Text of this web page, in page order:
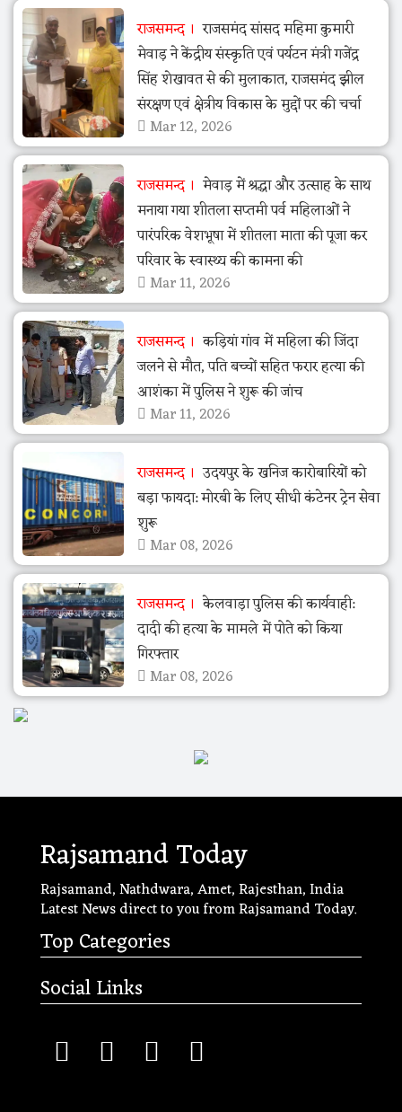
राजसमन्द
राजसमंद सांसद महिमा कुमारी
मेवाड़ ने केंद्रीय संस्कृति एवं पर्यटन मंत्री गजेंद्र
सिंह शेखावत से की मुलाकात, राजसमंद झील
संरक्षण एवं क्षेत्रीय विकास के मुद्दों पर की चर्चा
Mar 12, 2026
राजसमन्द
मेवाड़ में श्रद्धा और उत्साह के साथ
मनाया गया शीतला सप्तमी पर्व महिलाओं ने
पारंपरिक वेशभूषा में शीतला माता की पूजा कर
परिवार के स्वास्थ्य की कामना की
Mar 11, 2026
राजसमन्द
कड़ियां गांव में महिला की जिंदा
जलने से मौत, पति बच्चों सहित फरार हत्या की
आशंका में पुलिस ने शुरू की जांच
Mar 11, 2026
राजसमन्द
उदयपुर के खनिज कारोबारियों को
बड़ा फायदा: मोरबी के लिए सीधी कंटेनर ट्रेन सेवा
शुरू
Mar 08, 2026
राजसमन्द
केलवाड़ा पुलिस की कार्यवाही:
दादी की हत्या के मामले में पोते को किया
गिरफ्तार
Mar 08, 2026
Rajsamand Today
Rajsamand, Nathdwara, Amet, Rajesthan, India
Latest News direct to you from Rajsamand Today.
Top Categories
Social Links